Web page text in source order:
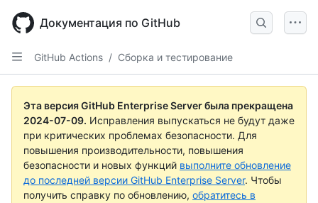
main
content
Документация по GitHub
GitHub Actions / Сборка и тестирование
Эта версия GitHub Enterprise Server была прекращена
2024-07-09. Исправления выпускаться не будут даже
при критических проблемах безопасности. Для
повышения производительности, повышения
безопасности и новых функций выполните обновление
до последней версии GitHub Enterprise Server. Чтобы
получить справку по обновлению, обратитесь в